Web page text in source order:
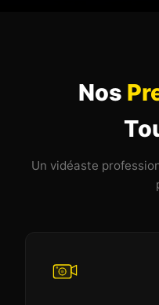
Nos
Un vidéaste